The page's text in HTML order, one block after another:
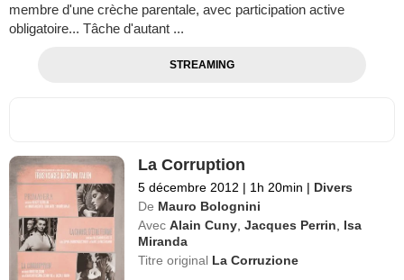
membre d'une crèche parentale, avec participation active
obligatoire... Tâche d'autant ...
STREAMING
La Corruption
5 décembre 2012 | 1h 20min | Divers
De Mauro Bolognini
Avec Alain Cuny ,Jacques Perrin
Isa
Miranda
Titre original La Corruzione